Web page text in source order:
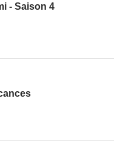
- Saison 4